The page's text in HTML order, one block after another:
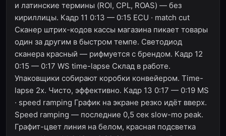
и латинские термины (ROI, CPL, ROAS) — без
кириллицы. Кадр 11 0:13 — 0:15 ECU · match cut
Сканер штрих-кодов кассы магазина пикает товары
один за другим в быстром темпе. Светодиод
сканера красный — рифмуется с брендом. Кадр 12
0:15 — 0:17 WS time-lapse Склад в работе.
Упаковщики собирают коробки конвейером. Time-
lapse 2x. Чисто, эффективно. Кадр 13 0:17 — 0:19 MS
· speed ramping График на экране резко идёт вверх.
Speed ramping — последние 0,5 сек slow-mo peak.
Графит-цвет линия на белом, красная подсветка